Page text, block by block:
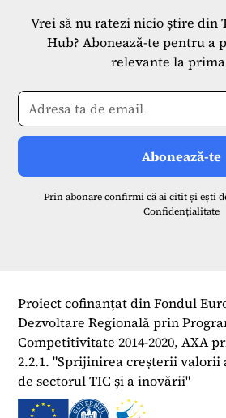
Vrei să nu ratezi nicio știre din
Hub? Abonează-te pentru a
relevante la
Prin abonare confirmi că ai citit și ești
Confidențialitate
Proiect cofinanțat din Fondul
Dezvoltare Regională prin
Competitivitate 2014-2020, AXA
2.2.1. "Sprijinirea creșterii valorii
de sectorul TIC și a inovării"